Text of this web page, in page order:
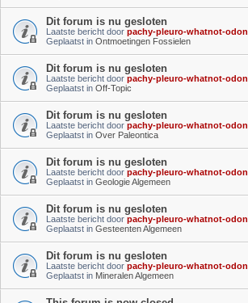
Dit forum is nu gesloten
Laatste bericht door pachy-pleuro-whatnot-odon
Geplaatst in Ontmoetingen Fossielen
Dit forum is nu gesloten
Laatste bericht door pachy-pleuro-whatnot-odon
Geplaatst in Off-Topic
Dit forum is nu gesloten
Laatste bericht door pachy-pleuro-whatnot-odon
Geplaatst in Over Paleontica
Dit forum is nu gesloten
Laatste bericht door pachy-pleuro-whatnot-odon
Geplaatst in Geologie Algemeen
Dit forum is nu gesloten
Laatste bericht door pachy-pleuro-whatnot-odon
Geplaatst in Gesteenten Algemeen
Dit forum is nu gesloten
Laatste bericht door pachy-pleuro-whatnot-odon
Geplaatst in Mineralen Algemeen